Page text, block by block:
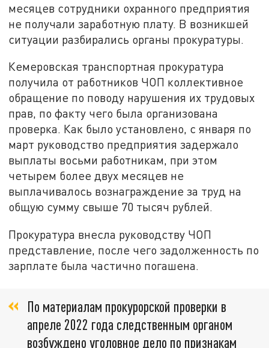
месяцев сотрудники охранного предприятия
не получали заработную плату. В возникшей
ситуации разбирались органы прокуратуры.
Кемеровская транспортная прокуратура
получила от работников ЧОП коллективное
обращение по поводу нарушения их трудовых
прав, по факту чего была организована
проверка. Как было установлено, с января по
март руководство предприятия задержало
выплаты восьми работникам, при этом
четырем более двух месяцев не
выплачивалось вознаграждение за труд на
общую сумму свыше 70 тысяч рублей.
Прокуратура внесла руководству ЧОП
представление, после чего задолженность по
зарплате была частично погашена.
По материалам прокурорской проверки в
апреле 2022 года следственным органом
возбуждено уголовное дело по признакам